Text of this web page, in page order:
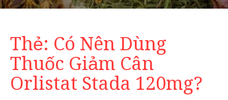
Thẻ: Có Nên Dùng
Thuốc Giảm Cân
Orlistat Stada 120mg?